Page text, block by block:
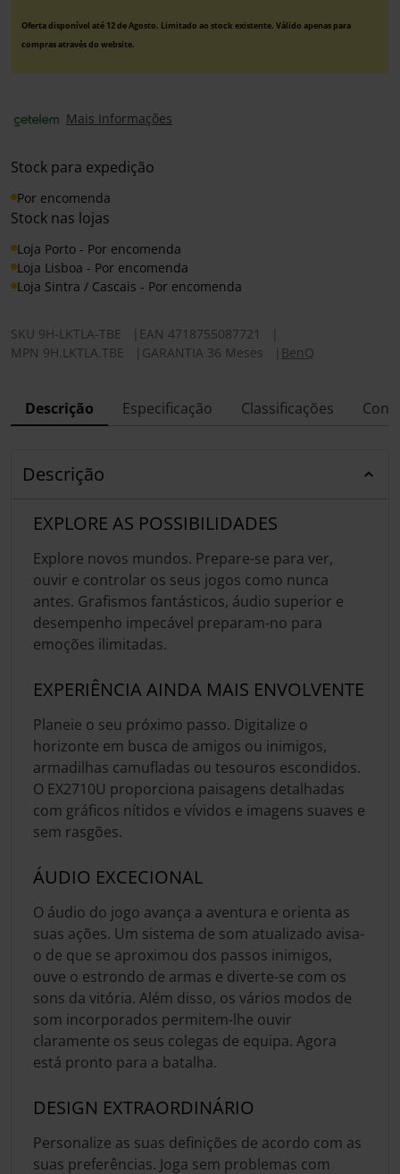
Oferta disponível até 12 de Agosto. Limitado ao stock existente. Válido apenas para
compras através do website.
Mais Informações
Stock para expedição
Por encomenda
Stock nas lojas
Loja Porto - Por encomenda
Loja Lisboa - Por encomenda
Loja Sintra / Cascais - Por encomenda
SKU 9H-LKTLA-TBE EAN 4718755087721
MPN 9H.LKTLA.TBE GARANTIA 36 Meses BenQ
Descrição Especificação Classificações
Descrição
EXPLORE AS POSSIBILIDADES
Explore novos mundos. Prepare-se para ver,
ouvir e controlar os seus jogos como nunca
antes. Grafismos fantásticos, áudio superior e
desempenho impecável preparam-no para
emoções ilimitadas.
EXPERIÊNCIA AINDA MAIS ENVOLVENTE
Planeie o seu próximo passo. Digitalize o
horizonte em busca de amigos ou inimigos,
armadilhas camufladas ou tesouros escondidos.
O EX2710U proporciona paisagens detalhadas
com gráficos nítidos e vívidos e imagens suaves e
sem rasgões.
ÁUDIO EXCECIONAL
O áudio do jogo avança a aventura e orienta as
suas ações. Um sistema de som atualizado avisa-
o de que se aproximou dos passos inimigos,
ouve o estrondo de armas e diverte-se com os
sons da vitória. Além disso, os vários modos de
som incorporados permitem-lhe ouvir
claramente os seus colegas de equipa. Agora
está pronto para a batalha.
DESIGN EXTRAORDINÁRIO
Personalize as suas definições de acordo com as
suas preferências. Joga sem problemas com